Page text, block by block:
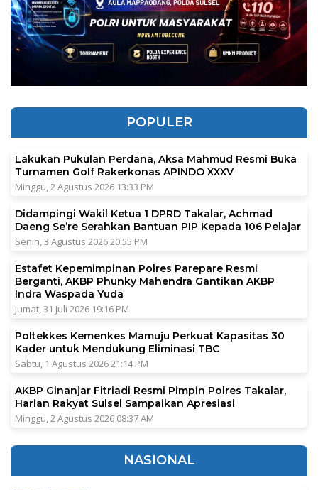
POPULER
Lakukan Pukulan Perdana, Aksa Mahmud Resmi Buka
Turnamen Golf Rakerkonas APINDO XXXV
Minggu, 2 Agustus 2026 13:33 PM
Didampingi Wakil Ketua 1 DPRD Takalar, Achmad
Daeng Se’re Serahkan Bantuan PIP Kepada 106 Pelajar
Senin, 3 Agustus 2026 20:55 PM
Estafet Kepemimpinan Polres Parepare Resmi
Berganti, AKBP Phunky Mahendra Gantikan AKBP
Indra Waspada Yuda
Jumat, 31 Juli 2026 19:16 PM
Poltekkes Kemenkes Mamuju Perkuat Kapasitas 30
Kader untuk Mendukung Eliminasi TBC
Sabtu, 1 Agustus 2026 21:14 PM
AKBP Ginanjar Fitriadi Resmi Pimpin Polres Takalar,
Harian Rakyat Sulsel Sampaikan Apresiasi
Minggu, 2 Agustus 2026 08:37 AM
NASIONAL